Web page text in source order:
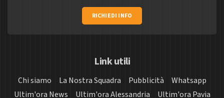
RICHIEDI INFO
Link utili
Chi siamo La Nostra Squadra Pubblicità
Whatsapp
Ultim'ora News
Ultim'ora Alessandria
Ultim'ora Pavia